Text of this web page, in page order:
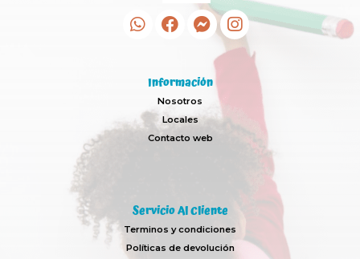
Información
Nosotros
Locales
Contacto web
Servicio Al Cliente
Terminos y condiciones
Políticas de devolución